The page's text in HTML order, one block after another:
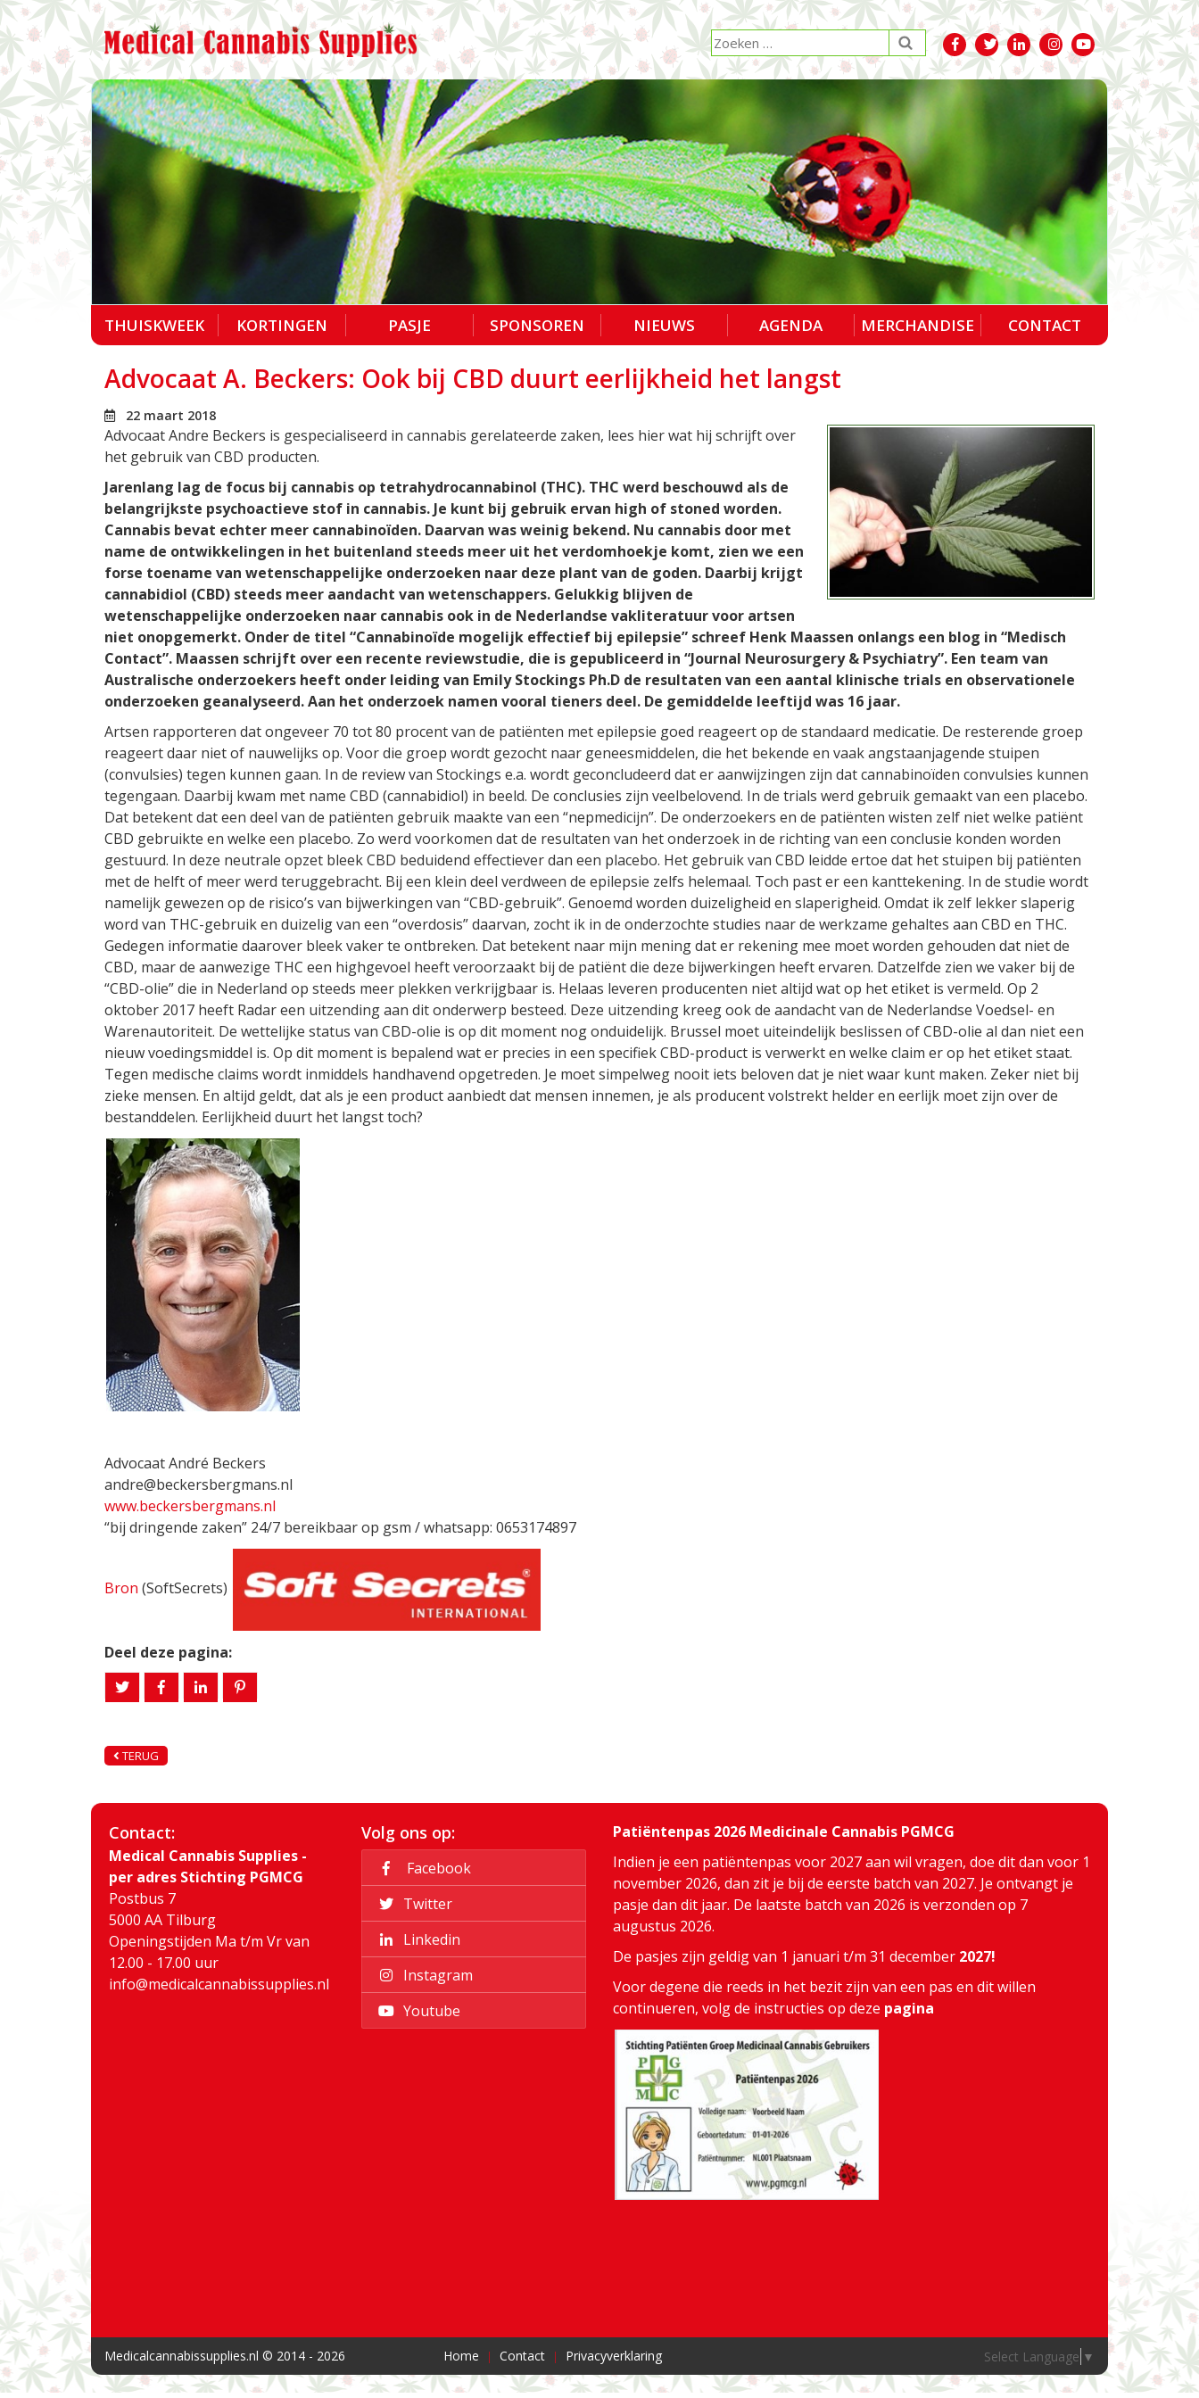
THUISKWEEK KORTINGEN PASJE SPONSOREN NIEUWS AGENDA MERCHANDISE CONTACT
Advocaat A. Beckers: Ook bij CBD duurt eerlijkheid het langst
22 maart 2018
Advocaat Andre Beckers is gespecialiseerd in cannabis gerelateerde zaken, lees hier wat hij schrijft over
het gebruik van CBD producten.
Jarenlang lag de focus bij cannabis op tetrahydrocannabinol (THC). THC werd beschouwd als de
belangrijkste psychoactieve stof in cannabis. Je kunt bij gebruik ervan high of stoned worden.
Cannabis bevat echter meer cannabinoïden. Daarvan was weinig bekend. Nu cannabis door met
name de ontwikkelingen in het buitenland steeds meer uit het verdomhoekje komt, zien we een
forse toename van wetenschappelijke onderzoeken naar deze plant van de goden. Daarbij krijgt
cannabidiol (CBD) steeds meer aandacht van wetenschappers. Gelukkig blijven de
wetenschappelijke onderzoeken naar cannabis ook in de Nederlandse vakliteratuur voor artsen
niet onopgemerkt. Onder de titel “Cannabinoïde mogelijk effectief bij epilepsie” schreef Henk Maassen onlangs een blog in “Medisch
Contact”. Maassen schrijft over een recente reviewstudie, die is gepubliceerd in “Journal Neurosurgery & Psychiatry”. Een team van
Australische onderzoekers heeft onder leiding van Emily Stockings Ph.D de resultaten van een aantal klinische trials en observationele
onderzoeken geanalyseerd. Aan het onderzoek namen vooral tieners deel. De gemiddelde leeftijd was 16 jaar.
Artsen rapporteren dat ongeveer 70 tot 80 procent van de patiënten met epilepsie goed reageert op de standaard medicatie. De resterende groep
reageert daar niet of nauwelijks op. Voor die groep wordt gezocht naar geneesmiddelen, die het bekende en vaak angstaanjagende stuipen
(convulsies) tegen kunnen gaan. In de review van Stockings e.a. wordt geconcludeerd dat er aanwijzingen zijn dat cannabinoïden convulsies kunnen
tegengaan. Daarbij kwam met name CBD (cannabidiol) in beeld. De conclusies zijn veelbelovend. In de trials werd gebruik gemaakt van een placebo.
Dat betekent dat een deel van de patiënten gebruik maakte van een “nepmedicijn”. De onderzoekers en de patiënten wisten zelf niet welke patiënt
CBD gebruikte en welke een placebo. Zo werd voorkomen dat de resultaten van het onderzoek in de richting van een conclusie konden worden
gestuurd. In deze neutrale opzet bleek CBD beduidend effectiever dan een placebo. Het gebruik van CBD leidde ertoe dat het stuipen bij patiënten
met de helft of meer werd teruggebracht. Bij een klein deel verdween de epilepsie zelfs helemaal. Toch past er een kanttekening. In de studie wordt
namelijk gewezen op de risico’s van bijwerkingen van “CBD-gebruik”. Genoemd worden duizeligheid en slaperigheid. Omdat ik zelf lekker slaperig
word van THC-gebruik en duizelig van een “overdosis” daarvan, zocht ik in de onderzochte studies naar de werkzame gehaltes aan CBD en THC.
Gedegen informatie daarover bleek vaker te ontbreken. Dat betekent naar mijn mening dat er rekening mee moet worden gehouden dat niet de
CBD, maar de aanwezige THC een highgevoel heeft veroorzaakt bij de patiënt die deze bijwerkingen heeft ervaren. Datzelfde zien we vaker bij de
“CBD-olie” die in Nederland op steeds meer plekken verkrijgbaar is. Helaas leveren producenten niet altijd wat op het etiket is vermeld. Op 2
oktober 2017 heeft Radar een uitzending aan dit onderwerp besteed. Deze uitzending kreeg ook de aandacht van de Nederlandse Voedsel- en
Warenautoriteit. De wettelijke status van CBD-olie is op dit moment nog onduidelijk. Brussel moet uiteindelijk beslissen of CBD-olie al dan niet een
nieuw voedingsmiddel is. Op dit moment is bepalend wat er precies in een specifiek CBD-product is verwerkt en welke claim er op het etiket staat.
Tegen medische claims wordt inmiddels handhavend opgetreden. Je moet simpelweg nooit iets beloven dat je niet waar kunt maken. Zeker niet bij
zieke mensen. En altijd geldt, dat als je een product aanbiedt dat mensen innemen, je als producent volstrekt helder en eerlijk moet zijn over de
bestanddelen. Eerlijkheid duurt het langst toch?
Advocaat André Beckers
andre@beckersbergmans.nl
www.beckersbergmans.nl
“bij dringende zaken” 24/7 bereikbaar op gsm / whatsapp: 0653174897
Bron (SoftSecrets)
Deel deze pagina:
TERUG
Contact:
Medical Cannabis Supplies -
per adres Stichting PGMCG
Postbus 7
5000 AA Tilburg
Openingstijden Ma t/m Vr van
12.00 - 17.00 uur
info@medicalcannabissupplies.nl
Volg ons op:
Facebook
Twitter
Linkedin
Instagram
Youtube
Patiëntenpas 2026 Medicinale Cannabis PGMCG
Indien je een patiëntenpas voor 2027 aan wil vragen, doe dit dan voor 1
november 2026, dan zit je bij de eerste batch van 2027. Je ontvangt je
pasje dan dit jaar. De laatste batch van 2026 is verzonden op 7
augustus 2026.
De pasjes zijn geldig van 1 januari t/m 31 december 2027!
Voor degene die reeds in het bezit zijn van een pas en dit willen
continueren, volg de instructies op deze pagina
Home Contact Privacyverklaring Select Language ▼
Medicalcannabissupplies.nl © 2014 - 2026